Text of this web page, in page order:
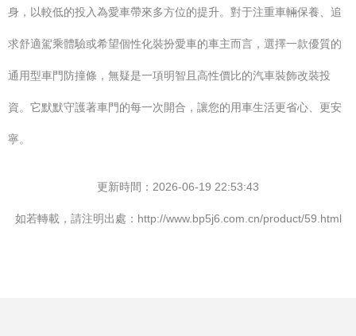
身，以較低的投入為愛車帶來多方位的提升。對于注重車輛保養、追
求舒適駕乘體驗或希望個性化裝扮愛車的車主而言，選擇一款優質的
通用型車門防撞條，無疑是一項明智且高性價比的汽車裝飾改裝投
資。它默默守護著車門的每一次開合，讓您的用車生活更省心、更安
寧。
更新時間：2026-06-19 22:53:43
如若轉載，請注明出處：http://www.bp5j6.com.cn/product/59.html